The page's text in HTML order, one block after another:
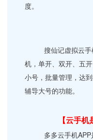
度。
搜仙记虚拟云手机
机，单开、双开、五
小号，批量管理，达
辅导大号的功能。
【云手
多多云手机APP是